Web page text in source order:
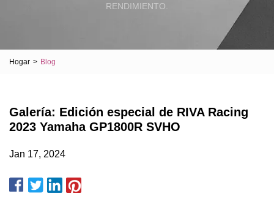
RENDIMIENTO.
Hogar > Blog
Galería: Edición especial de RIVA Racing
2023 Yamaha GP1800R SVHO
Jan 17, 2024